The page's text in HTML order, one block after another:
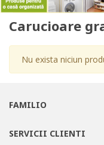
Carucioare
Nu exista niciun
FAMILIO
SERVICII CLIENTI